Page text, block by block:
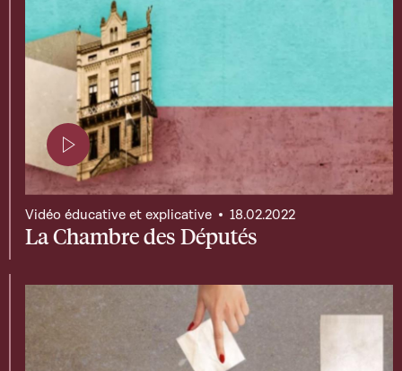
Page contenant une vidéo
La Chambre des Députés
Vidéo éducative et explicative 18.02.2022